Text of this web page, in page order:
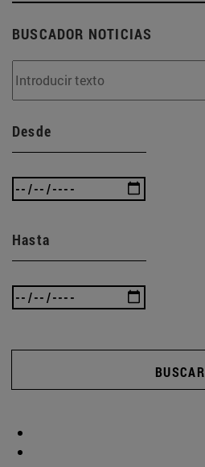
BUSCADOR NOTICIAS
Desde
Hasta
BUSCAR